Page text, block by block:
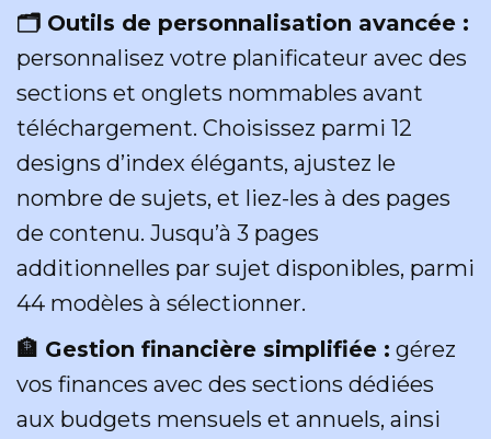
🗂 Outils de personnalisation avancée :
personnalisez votre planificateur avec des
sections et onglets nommables avant
téléchargement. Choisissez parmi 12
designs d’index élégants, ajustez le
nombre de sujets, et liez-les à des pages
de contenu. Jusqu’à 3 pages
additionnelles par sujet disponibles, parmi
44 modèles à sélectionner.
🏦 Gestion financière simplifiée : gérez
vos finances avec des sections dédiées
aux budgets mensuels et annuels, ainsi